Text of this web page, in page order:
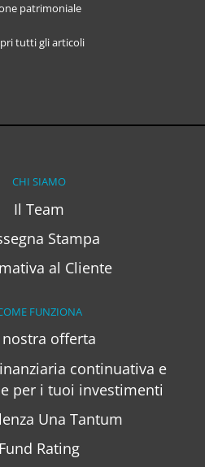
patrimoniale
tutti gli articoli
CHI SIAMO
Il Team
Stampa
al Cliente
FUNZIONA
nostra offerta
continuativa e
per i tuoi investimenti
Una Tantum
Fund Rating